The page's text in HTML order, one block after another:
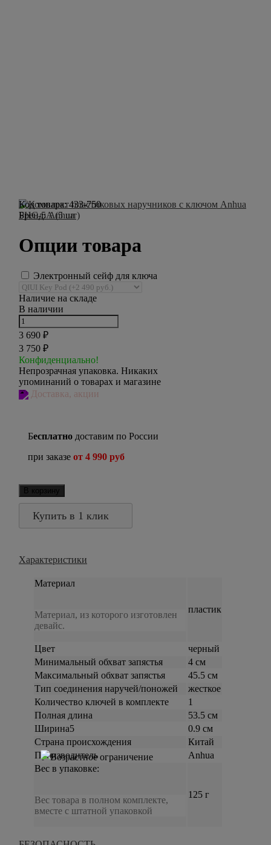
Код товара:433-750
Бренд: Anhua
Опции товара
Электронный сейф для ключа
Наличие на складе
В наличии
3 690 ₽
3 750 ₽
Конфиденциально!
Непрозрачная упаковка. Никаких
упоминаний о товарах и магазине
Доставка, акции
Бесплатно доставим по России
при заказе от 4 990 руб
В корзину
Купить в 1 клик
Характеристики
Материал
Материал, из которого изготовлен
девайс.
пластик
Цвет
черный
Минимальный обхват запястья
4 см
Максимальный обхват запястья
45.5 см
Тип соединения наручей/поножей
жесткое
Количество ключей в комплекте
1
Полная длина
53.5 см
Ширина5
0.9 см
Страна происхождения
Китай
Производитель
Anhua
Вес в упаковке:
Вес товара в полном комплекте,
вместе с штатной упаковкой
125 г